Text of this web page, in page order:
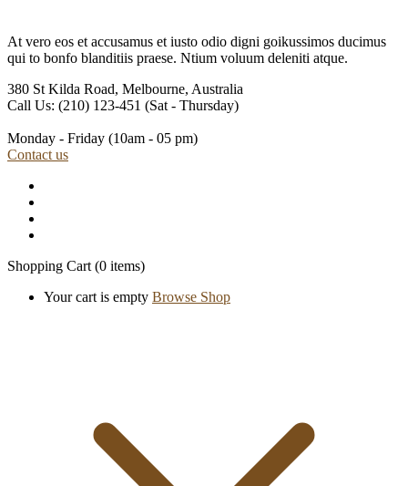
At vero eos et accusamus et iusto odio digni goikussimos ducimus
qui to bonfo blanditiis praese. Ntium voluum deleniti atque.
380 St Kilda Road, Melbourne, Australia
Call Us: (210) 123-451 (Sat - Thursday)
Monday - Friday (10am - 05 pm)
Contact us
Shopping Cart (0 items)
Your cart is empty Browse Shop